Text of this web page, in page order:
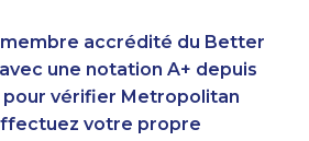
accrédité du Better
une notation A+ depuis
pour vérifier Metropolitan
votre propre